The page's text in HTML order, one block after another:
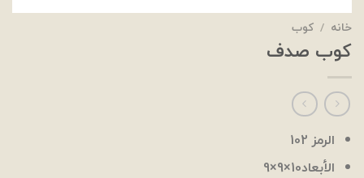
خانه / كوب
كوب صدف
الرمز 102
الأبعاد10×9×9